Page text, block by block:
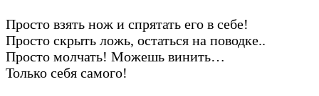
Просто взять нож и спрятать его в себе!
Просто скрыть ложь, остаться на поводке..
Просто молчать! Можешь винить…
Только себя самого!